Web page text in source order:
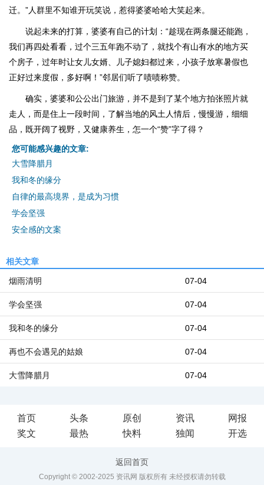
迁。”人群里不知谁开玩笑说，惹得婆婆哈哈大笑起来。
说起未来的打算，婆婆有自己的计划：“趁现在两条腿还能跑，
我们再四处看看，过个三五年跑不动了，就找个有山有水的地方买
个房子，过年时让女儿女婿、儿子媳妇都过来，小孩子放寒暑假也
正好过来度假，多好啊！”邻居们听了啧啧称赞。
确实，婆婆和公公出门旅游，并不是到了某个地方拍张照片就
走人，而是住上一段时间，了解当地的风土人情后，慢慢游，细细
品，既开阔了视野，又健康养生，怎一个“赞”字了得？
您可能感兴趣的文章:
大雪降腊月
我和冬的缘分
自律的最高境界，是成为习惯
学会坚强
安全感的文案
相关文章
07-04
烟雨清明
07-04
学会坚强
07-04
我和冬的缘分
07-04
再也不会遇见的姑娘
07-04
大雪降腊月
首页 头条 原创 资讯
网报
奖文
最热 快料 独闻 开选
返回首页
Copyright © 2002-2025 资讯网 版权所有 未经授权请勿转载